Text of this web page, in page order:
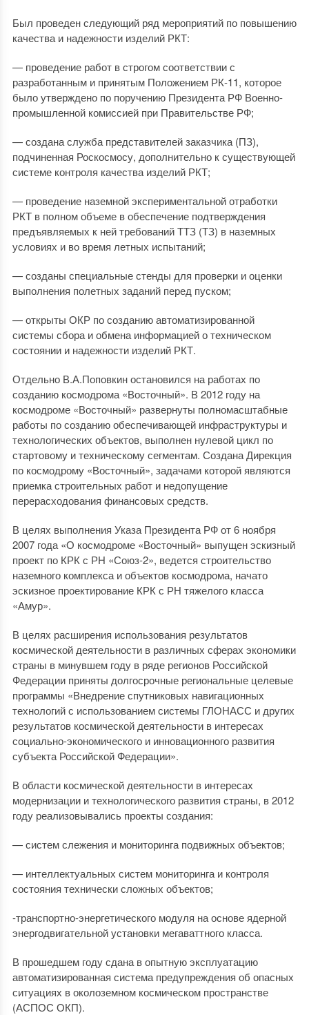
Был проведен следующий ряд мероприятий по повышению
качества и надежности изделий РКТ:
— проведение работ в строгом соответствии с
разработанным и принятым Положением РК-11, которое
было утверждено по поручению Президента РФ Военно-
промышленной комиссией при Правительстве РФ;
— создана служба представителей заказчика (ПЗ),
подчиненная Роскосмосу, дополнительно к существующей
системе контроля качества изделий РКТ;
— проведение наземной экспериментальной отработки
РКТ в полном объеме в обеспечение подтверждения
предъявляемых к ней требований ТТЗ (ТЗ) в наземных
условиях и во время летных испытаний;
— созданы специальные стенды для проверки и оценки
выполнения полетных заданий перед пуском;
— открыты ОКР по созданию автоматизированной
системы сбора и обмена информацией о техническом
состоянии и надежности изделий РКТ.
Отдельно В.А.Поповкин остановился на работах по
созданию космодрома «Восточный». В 2012 году на
космодроме «Восточный» развернуты полномасштабные
работы по созданию обеспечивающей инфраструктуры и
технологических объектов, выполнен нулевой цикл по
стартовому и техническому сегментам. Создана Дирекция
по космодрому «Восточный», задачами которой являются
приемка строительных работ и недопущение
перерасходования финансовых средств.
В целях выполнения Указа Президента РФ от 6 ноября
2007 года «О космодроме «Восточный» выпущен эскизный
проект по КРК с РН «Союз-2», ведется строительство
наземного комплекса и объектов космодрома, начато
эскизное проектирование КРК с РН тяжелого класса
«Амур».
В целях расширения использования результатов
космической деятельности в различных сферах экономики
страны в минувшем году в ряде регионов Российской
Федерации приняты долгосрочные региональные целевые
программы «Внедрение спутниковых навигационных
технологий с использованием системы ГЛОНАСС и других
результатов космической деятельности в интересах
социально-экономического и инновационного развития
субъекта Российской Федерации».
В области космической деятельности в интересах
модернизации и технологического развития страны, в 2012
году реализовывались проекты создания:
— систем слежения и мониторинга подвижных объектов;
— интеллектуальных систем мониторинга и контроля
состояния технически сложных объектов;
-транспортно-энергетического модуля на основе ядерной
энергодвигательной установки мегаваттного класса.
В прошедшем году сдана в опытную эксплуатацию
автоматизированная система предупреждения об опасных
ситуациях в околоземном космическом пространстве
(АСПОС ОКП).